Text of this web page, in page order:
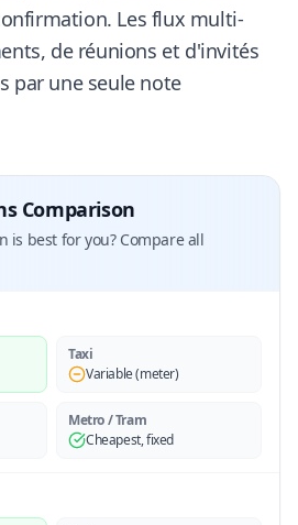
Les flux multi-
de réunions et d'invités
par une seule note
Comparison
is best for you? Compare all
Taxi
Variable (meter)
Metro / Tram
Cheapest, fixed